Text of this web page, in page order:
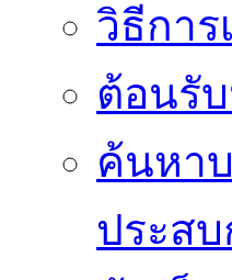
วิธีกา
ต้อนรั
ค้นหา
ประส